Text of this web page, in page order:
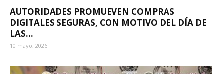
AUTORIDADES PROMUEVEN COMPRAS
DIGITALES SEGURAS, CON MOTIVO DEL DÍA DE
LAS...
10 mayo, 2026